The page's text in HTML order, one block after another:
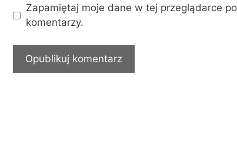
Zapamiętaj moje dane w tej przeglądarce
komentarzy.